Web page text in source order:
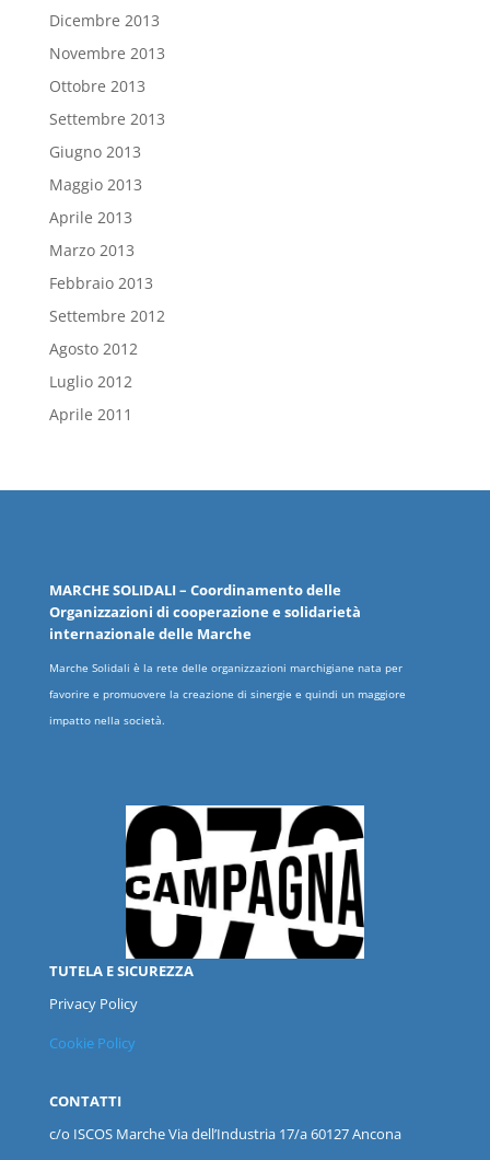
Dicembre 2013
Novembre 2013
Ottobre 2013
Settembre 2013
Giugno 2013
Maggio 2013
Aprile 2013
Marzo 2013
Febbraio 2013
Settembre 2012
Agosto 2012
Luglio 2012
Aprile 2011
MARCHESOLIDALI– Coordinamento delle
Organizzazioni di cooperazione e solidarietà
internazionale delle Marche
Marche Solidali è la rete delle organizzazioni marchigiane nata per
favorire e promuovere la creazione di sinergie e quindi un maggiore
impatto nella società.
TUTELA E SICUREZZA
Privacy Policy
Cookie Policy
CONTATTI
c/o ISCOS MarcheVia dell’Industria 17/a 60127 Ancona